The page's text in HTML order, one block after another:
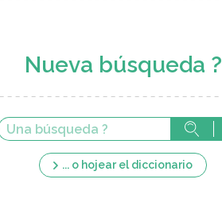
Nueva búsqueda ?
... o hojear el diccionario